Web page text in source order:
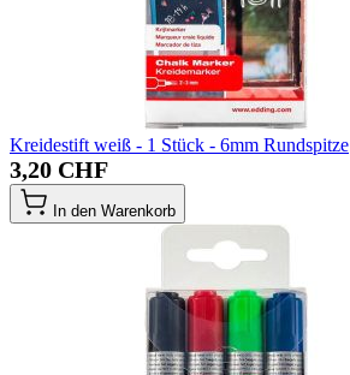
Kreidestift weiß - 1 Stück - 6mm Rundspitze
3,20 CHF
In den Warenkorb